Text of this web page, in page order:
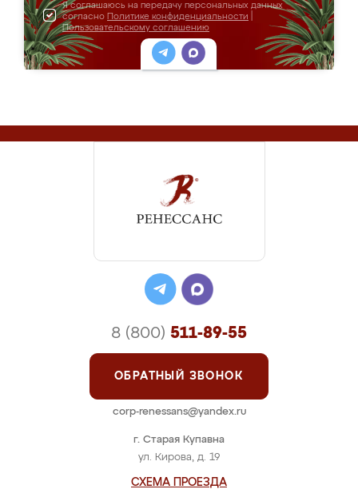
Я соглашаюсь на передачу персональных данных
согласно Политике конфиденциальности
Пользовательскому соглашению
г. Старая Купавна
ул. Кирова, д. 19
СХЕМА ПРОЕЗДА
8 (800) 511-89-55
ОБРАТНЫЙ ЗВОНОК
corp-renessans@yandex.ru